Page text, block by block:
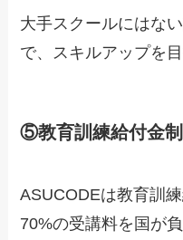
大手スクールにはな
で、スキルアップを目
⑤教育訓練給付金
ASUCODEは教育訓
70%の受講料を国が